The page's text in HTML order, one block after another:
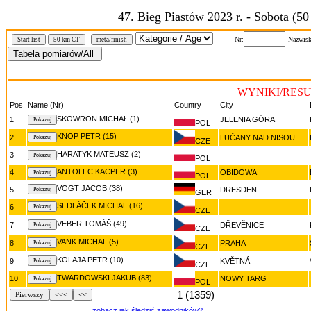
47. Bieg Piastów 2023 r. - Sobota
Start list 50 km CT meta/finish Nr:
WYNIKI/
Pos Name (Nr) Country City
1
SKOWRON MICHAŁ (1) POL JELENIA GÓRA
2 KNOP PETR (15)
CZE LUČANY NAD NISOU
3 HARATYK MATEUSZ (2)
POL
4
ANTOLEC KACPER (3) POL OBIDOWA
5 VOGT JACOB (38) GER DRESDEN
6 SEDLÁČEK MICHAL (16)
CZE
7
VEBER TOMÁŠ (49)
CZE DŘEVĚNICE
8 VANK MICHAL (5)
CZE PRAHA
9 KOLAJA PETR (10)
CZE KVĚTNÁ
10 TWARDOWSKI JAKUB (83) POL NOWY TARG
Pierwszy <<< << 1 (1359)